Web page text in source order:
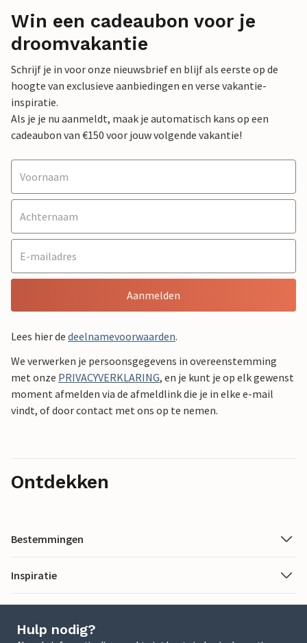
Win een cadeaubon voor je
droomvakantie
Schrijf je in voor onze nieuwsbrief en blijf als eerste op de
hoogte van exclusieve aanbiedingen en verse vakantie-
inspiratie.
Als je je nu aanmeldt, maak je automatisch kans op een
cadeaubon van €150 voor jouw volgende vakantie!
Aanmelden
Lees hier de deelnamevoorwaarden.
We verwerken je persoonsgegevens in overeenstemming
met onze PRIVACYVERKLARING, en je kunt je op elk gewenst
moment afmelden via de afmeldlink die je in elke e-mail
vindt, of door contact met ons op te nemen.
Ontdekken
Bestemmingen
Inspiratie
Hulp nodig?